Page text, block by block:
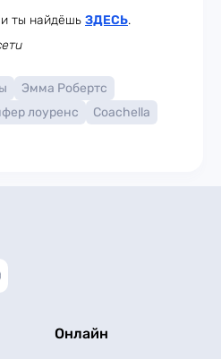
ты найдёшь ЗДЕСЬ.
Эмма Робертс
лоуренс
Coachella
Онлайн